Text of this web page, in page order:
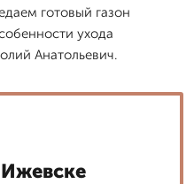
готовый газон
ухода
Анатольевич.
Ижевске